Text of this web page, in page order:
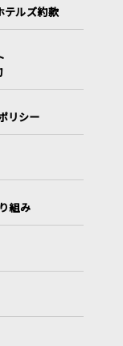
テルズ約款
リシー
組み